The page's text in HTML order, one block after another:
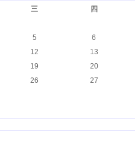
三 四
5
6
12
13
19
20
26
27